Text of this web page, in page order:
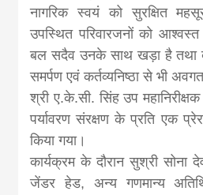
नागरिक स्वयं को सुरक्षित
उपस्थित परिवारजनों को
बल सदैव उनके साथ खड़ा है तथा
समर्पण एवं कर्तव्यनिष्ठा से भी
श्री ए.के.सी. सिंह उप महानिरीक्षक
पर्यावरण संरक्षण के प्रति एक
किया गया।
कार्यक्रम के दौरान सुश्री सोना
जेंडर हेड, अन्य गणमान्य